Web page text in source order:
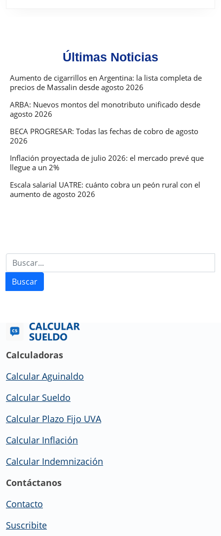
el
examen
de
idoneidad
Últimas Noticias
Aumento de cigarrillos en Argentina: la lista completa de
precios de Massalin desde agosto 2026
ARBA: Nuevos montos del monotributo unificado desde
agosto 2026
BECA PROGRESAR: Todas las fechas de cobro de agosto
2026
Inflación proyectada de julio 2026: el mercado prevé que
llegue a un 2%
Escala salarial UATRE: cuánto cobra un peón rural con el
aumento de agosto 2026
Buscar
Calculadoras
Calcular Aguinaldo
Calcular Sueldo
Calcular Plazo Fijo UVA
Calcular Inflación
Calcular Indemnización
Contáctanos
Contacto
Suscribite